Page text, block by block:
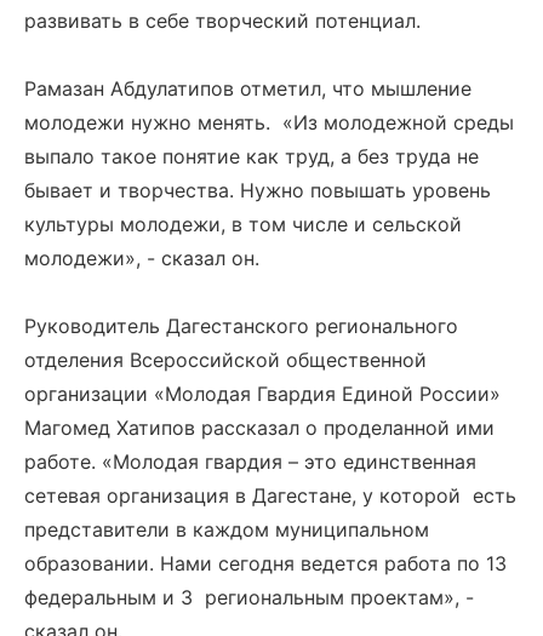
развивать в себе творческий потенциал.
Рамазан Абдулатипов отметил, что мышление
молодежи нужно менять. «Из молодежной среды
выпало такое понятие как труд, а без труда не
бывает и творчества. Нужно повышать уровень
культуры молодежи, в том числе и сельской
молодежи», - сказал он.
Руководитель Дагестанского регионального
отделения Всероссийской общественной
организации «Молодая Гвардия Единой России»
Магомед Хатипов рассказал о проделанной ими
работе. «Молодая гвардия – это единственная
сетевая организация в Дагестане, у которой есть
представители в каждом муниципальном
образовании. Нами сегодня ведется работа по 13
федеральным и 3 региональным проектам», -
сказал он.